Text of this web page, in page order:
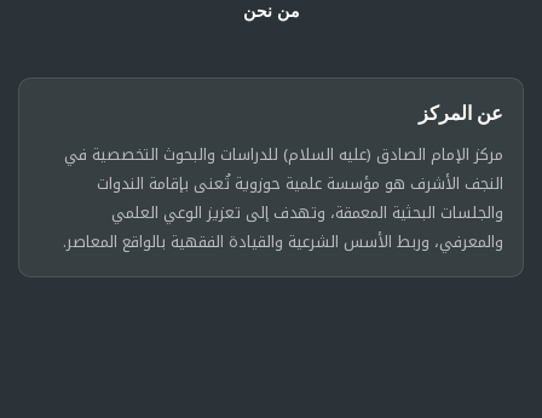
من نحن
عن المركز
مركز الإمام الصادق (عليه السلام) للدراسات والبحوث التخصصية في
النجف الأشرف هو مؤسسة علمية حوزوية تُعنى بإقامة الندوات
والجلسات البحثية المعمقة، وتهدف إلى تعزيز الوعي العلمي
والمعرفي، وربط الأسس الشرعية والقيادة الفقهية بالواقع المعاصر.